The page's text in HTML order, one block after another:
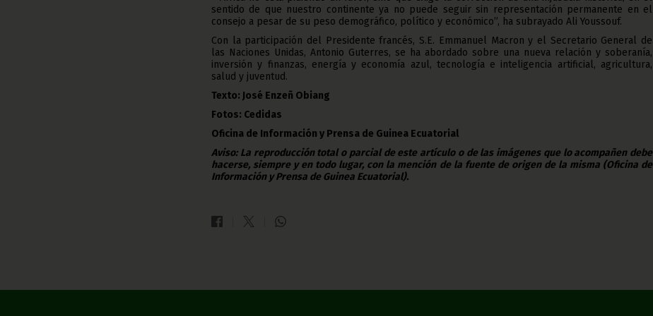
sentido de que nuestro continente ya no puede seguir sin representación permanente en el
consejo a pesar de su peso demográfico, político y económico”, ha subrayado Ali Youssouf.
Con la participación del Presidente francés, S.E. Emmanuel Macron y el Secretario General de
las Naciones Unidas, Antonio Guterres, se ha abordado sobre una nueva relación y soberanía,
inversión y finanzas, energía y economía azul, tecnología e inteligencia artificial, agricultura,
salud y juventud.
Texto: José Enzeñ Obiang
Fotos: Cedidas
Oficina de Información y Prensa de Guinea Ecuatorial
Aviso: La reproducción total o parcial de este artículo o de las imágenes que lo acompañen debe
hacerse, siempre y en todo lugar, con la mención de la fuente de origen de la misma (Oficina de
Información y Prensa de Guinea Ecuatorial).